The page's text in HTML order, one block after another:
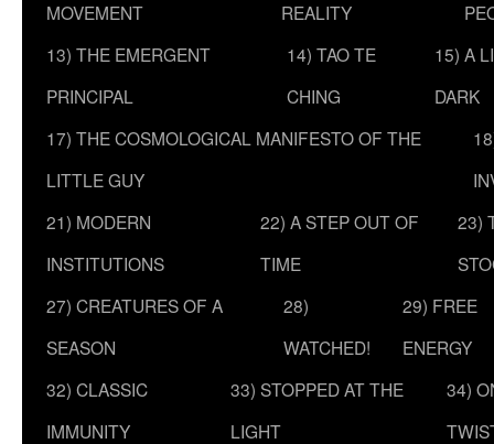
MOVEMENT
REALITY
13) THE EMERGENT
PRINCIPAL
14) TAO TE
CHING
15) A
DARK
17) THE COSMOLOGICAL MANIFESTO OF THE
LITTLE GUY
21) MODERN
INSTITUTIONS
22) A STEP OUT OF
TIME
23)
27) CREATURES OF A
SEASON
28)
WATCHED!
29) FREE
ENERGY
32) CLASSIC
IMMUNITY
33) STOPPED AT THE
LIGHT
34)